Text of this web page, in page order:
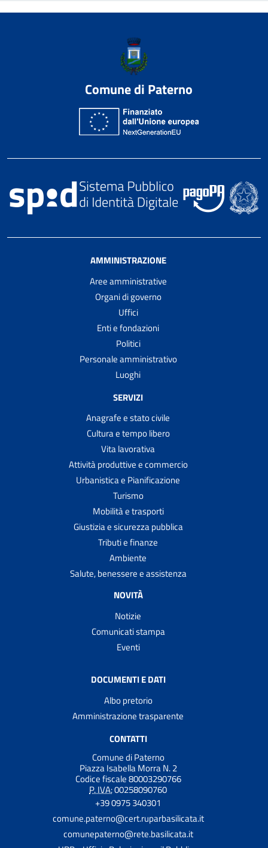
Comune di Paterno
AMMINISTRAZIONE
Aree amministrative
Organi di governo
Uffici
Enti e fondazioni
Politici
Personale amministrativo
Luoghi
SERVIZI
Anagrafe e stato civile
Cultura e tempo libero
Vita lavorativa
Attività produttive e commercio
Urbanistica e Pianificazione
Turismo
Mobilità e trasporti
Giustizia e sicurezza pubblica
Tributi e finanze
Ambiente
Salute, benessere e assistenza
NOVITÀ
Notizie
Comunicati stampa
Eventi
DOCUMENTI E DATI
Albo pretorio
Amministrazione trasparente
CONTATTI
Comune di Paterno
Piazza Isabella Morra N. 2
Codice fiscale 80003290766
P. IVA:00258090760
+39 0975 340301
comune.paterno@cert.ruparbasilicata.it
comunepaterno@rete.basilicata.it